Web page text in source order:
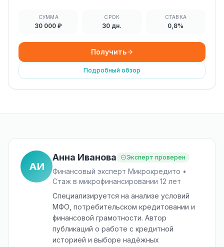
СУММА
30 000 ₽
СРОК
30 дн.
СТАВКА
0,8%
Получить
Подробный обзор
АИ
Анна Иванова Эксперт проверен
Финансовый эксперт Микрокредито •
Стаж в микрофинансировании 12 лет
Специализируется на анализе условий
МФО, потребительском кредитовании и
финансовой грамотности. Автор
публикаций о работе с кредитной
историей и выборе надёжных